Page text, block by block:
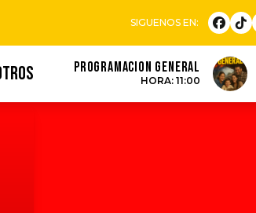
PROGRAMACION GENERAL
HORA: 11:00